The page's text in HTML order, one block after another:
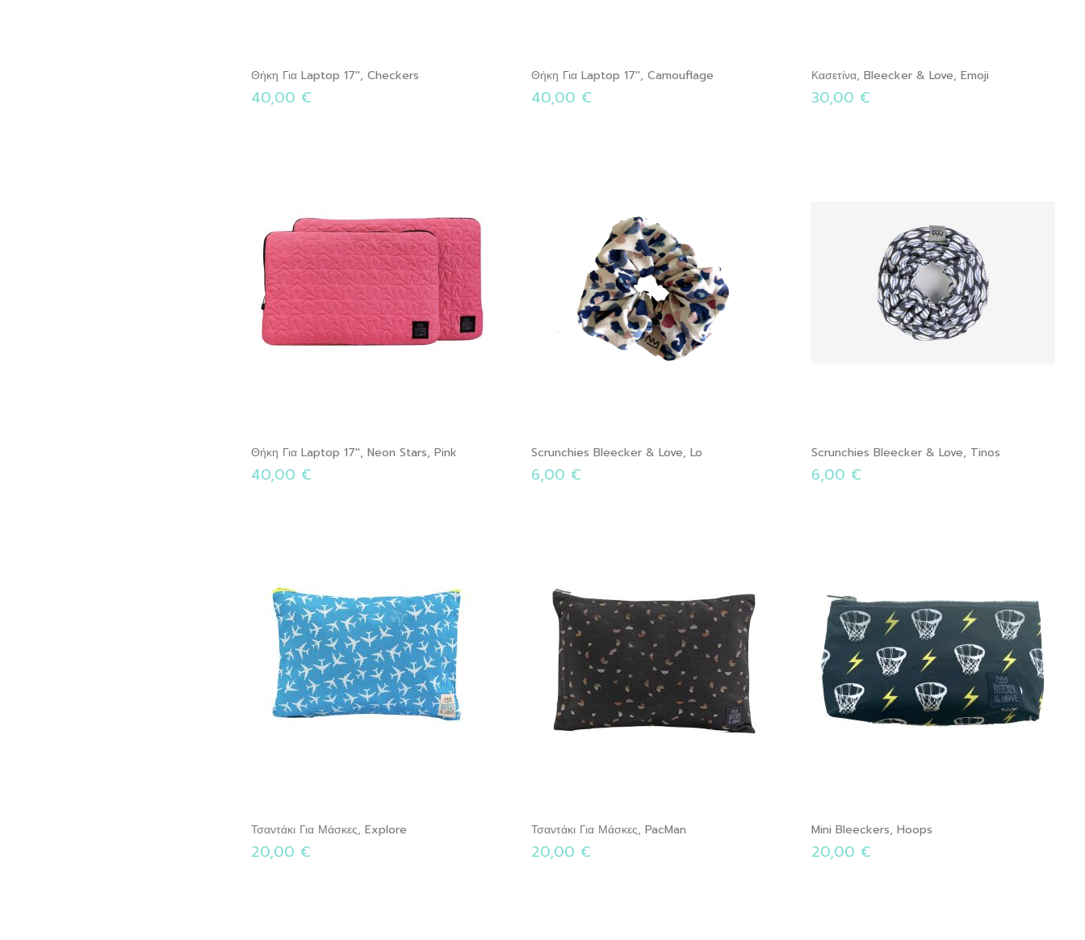
Θήκη Για Laptop 17'', Checkers
40,00 €
Θήκη Για Laptop 17'', Camouflage
40,00 €
Κασετίνα, Bleecker & Love, Emoji
30,00 €
Θήκη Για Laptop 17'', Neon Stars, Pink
40,00 €
Scrunchies Bleecker & Love, Lo
6,00 €
Scrunchies Bleecker & Love, Tinos
6,00 €
Τσαντάκι Για Μάσκες, Explore
20,00 €
Τσαντάκι Για Μάσκες, PacMan
20,00 €
Mini Bleeckers, Hoops
20,00 €